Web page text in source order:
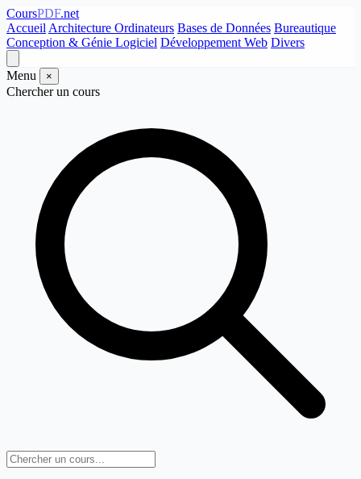
CoursPDF.net
Accueil Architecture Ordinateurs Bases de Données Bureautique
Conception & Génie Logiciel Développement Web Divers
Menu ×
Chercher un cours